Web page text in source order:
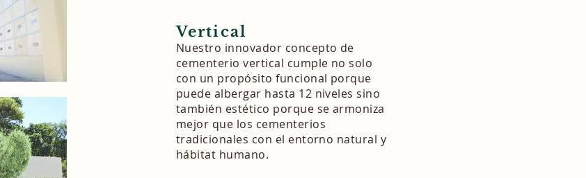
Vertical
Nuestro innovador concepto de
cementerio vertical cumple no solo
con un propósito funcional porque
puede albergar hasta 12 niveles sino
también estético porque se armoniza
mejor que los cementerios
tradicionales con el entorno natural y
hábitat humano.